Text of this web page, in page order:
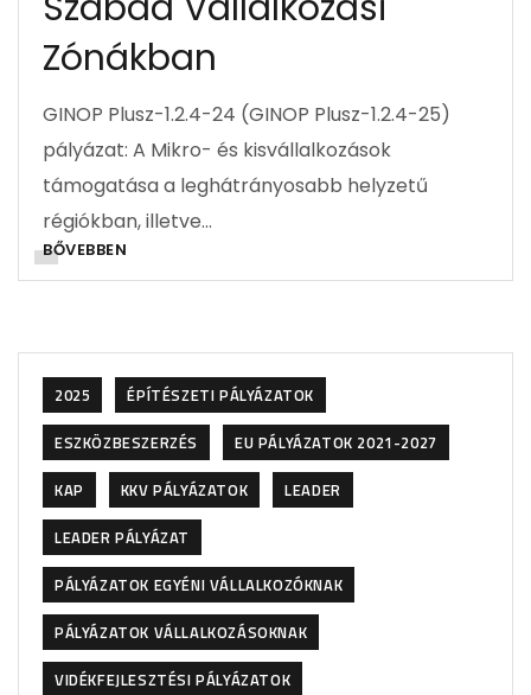
Zónákban
GINOP Plusz-1.2.4-24 (GINOP Plusz-1.2.4-25)
pályázat: A Mikro- és kisvállalkozások
támogatása a leghátrányosabb helyzetű
régiókban, illetve…
BŐVEBBEN
2025
ÉPÍTÉSZETI PÁLYÁZATOK
ESZKÖZBESZERZÉS
EU PÁLYÁZATOK 2021-2027
KAP
KKV PÁLYÁZATOK
LEADER
LEADER PÁLYÁZAT
PÁLYÁZATOK EGYÉNI VÁLLALKOZÓKNAK
PÁLYÁZATOK VÁLLALKOZÁSOKNAK
VIDÉKFEJLESZTÉSI PÁLYÁZATOK